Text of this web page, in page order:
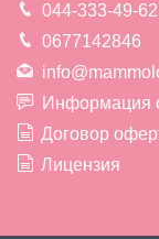
044-333-49-62
0677142846
Информация
Договор
Лицензия